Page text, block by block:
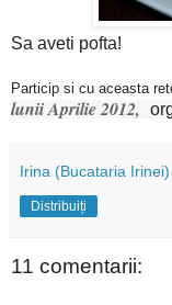
Sa aveti pofta!
Particip si cu aceasta
lunii Aprilie 2012,
Irina (Bucataria Irinei)
Distribuiți
11 comentarii: